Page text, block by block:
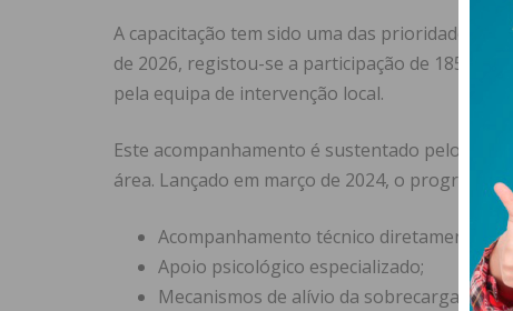
A capacitação tem sido uma das prioridades da
de 2026, registou-se a participação de 185
pela equipa de intervenção local.
Este acompanhamento é sustentado pelo
área. Lançado em março de 2024, o programa
Acompanhamento técnico diretamente no
Apoio psicológico especializado;
Mecanismos de alívio da sobrecarga